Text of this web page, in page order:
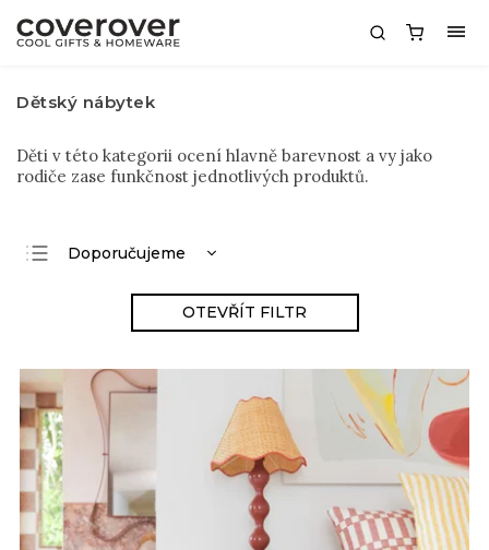
Dětský nábytek
Děti v této kategorii ocení hlavně barevnost a vy jako
rodiče zase funkčnost jednotlivých produktů.
Doporučujeme
Abecedně
OTEVŘÍT FILTR